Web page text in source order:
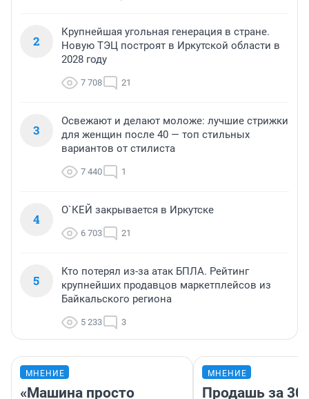
2
Крупнейшая угольная генерация в стране.
Новую ТЭЦ построят в Иркутской области в
2028 году
7 708 21
3
Освежают и делают моложе: лучшие стрижки
для женщин после 40 — топ стильных
вариантов от стилиста
7 440 1
4
О`КЕЙ закрывается в Иркутске
6 703 21
5
Кто потерял из-за атак БПЛА. Рейтинг
крупнейших продавцов маркетплейсов из
Байкальского региона
5 233 3
МНЕНИЕ
«Машина просто
МНЕНИЕ
Продашь за